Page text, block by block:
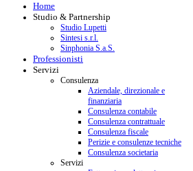
Home
Studio & Partnership
Studio Lupetti
Sintesi s.r.l.
Sinphonia S.a.S.
Professionisti
Servizi
Consulenza
Aziendale, direzionale e
finanziaria
Consulenza contabile
Consulenza contrattuale
Consulenza fiscale
Perizie e consulenze tecniche
Consulenza societaria
Servizi